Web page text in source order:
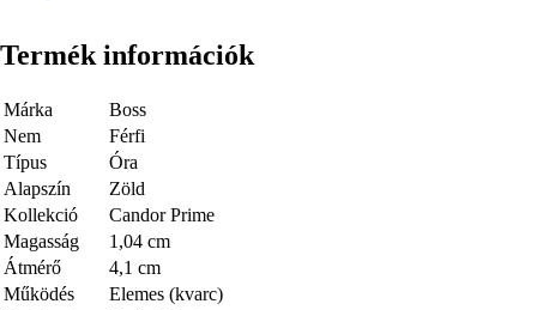
Termék információk
Márka
Boss
Nem
Férfi
Típus
Óra
Alapszín
Zöld
Kollekció
Candor Prime
Magasság
1,04 cm
Átmérő
4,1 cm
Működés
Elemes (kvarc)